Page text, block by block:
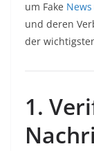
um Fake News
und deren
der
1.